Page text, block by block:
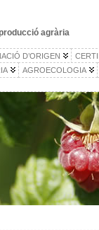
agrària
D’ORIGEN
AGROECOLOGIA